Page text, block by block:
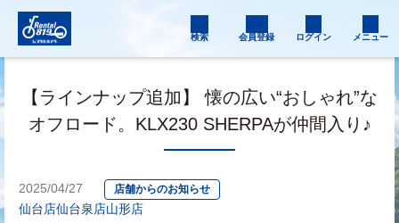
検索 会員登録 ログイン メニュー
【ラインナップ追加】 懐の広い“おしゃれ”な
オフロード。KLX230 SHERPAが仲間入り♪
2025/04/27 店舗からのお知らせ
仙台店仙台泉店山形店